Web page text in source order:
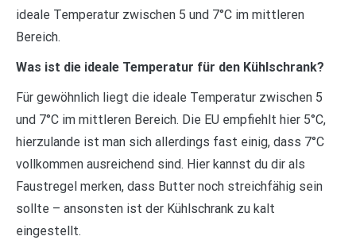
ideale Temperatur zwischen 5 und 7°C im mittleren
Bereich.
Was ist die ideale Temperatur für den Kühlschrank?
Für gewöhnlich liegt die ideale Temperatur zwischen 5
und 7°C im mittleren Bereich. Die EU empfiehlt hier 5°C,
hierzulande ist man sich allerdings fast einig, dass 7°C
vollkommen ausreichend sind. Hier kannst du dir als
Faustregel merken, dass Butter noch streichfähig sein
sollte – ansonsten ist der Kühlschrank zu kalt
eingestellt.